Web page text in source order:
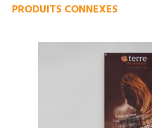
PRODUITS CONNEXES